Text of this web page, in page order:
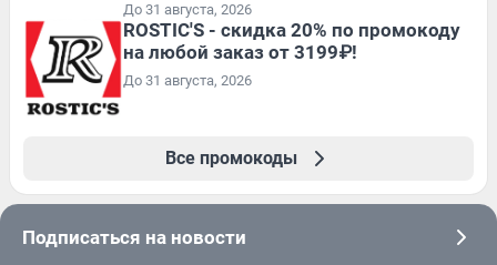
До 31 августа, 2026
ROSTIC'S - скидка 20% по промокоду
на любой заказ от 3199₽!
До 31 августа, 2026
Все промокоды
Подписаться на новости